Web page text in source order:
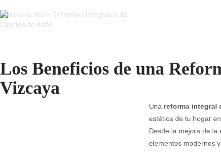
Los Beneficios de una
Vizcaya
Una reforma integral
estética de tu hogar
Desde la mejora de la
elementos modernos